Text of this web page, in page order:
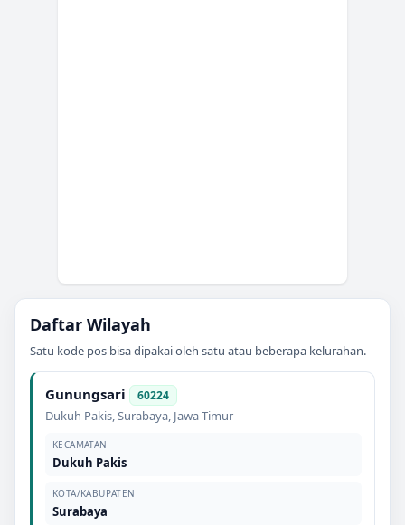
Daftar Wilayah
Satu kode pos bisa dipakai oleh satu atau beberapa kelurahan.
Gunungsari 60224
Dukuh Pakis,Surabaya, Jawa Timur
KECAMATAN
Dukuh Pakis
KOTA/KABUPATEN
Surabaya